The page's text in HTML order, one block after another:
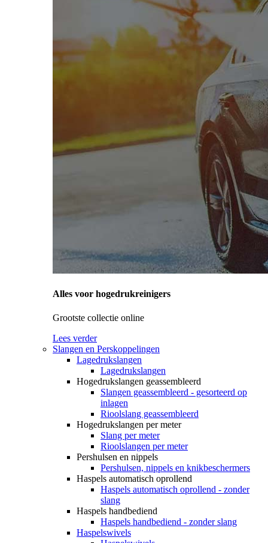
Alles voor hogedrukreinigers
Grootste collectie online
Lees verder
Slangen en Perskoppelingen
Lagedrukslangen
Lagedrukslangen
Hogedrukslangen geassembleerd
Slangen geassembleerd - gesorteerd op
inlagen
Rioolslang geassembleerd
Hogedrukslangen per meter
Slang per meter
Rioolslangen per meter
Pershulsen en nippels
Pershulsen, nippels en knikbeschermers
Haspels automatisch oprollend
Haspels automatisch oprollend - zonder
slang
Haspels handbediend
Haspels handbediend - zonder slang
Haspelswivels